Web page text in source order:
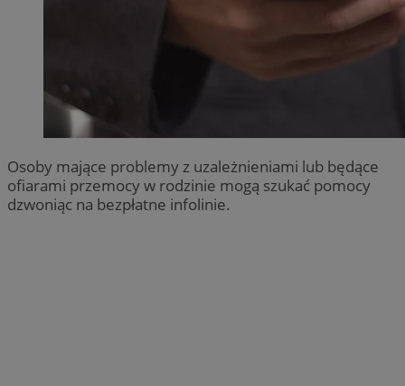
Osoby mające problemy z uzależnieniami lub będące
ofiarami przemocy w rodzinie mogą szukać pomocy
dzwoniąc na bezpłatne infolinie.